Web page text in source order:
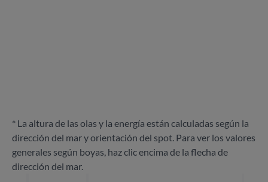
* La altura de las olas y la energía están calculadas según la
dirección del mar y orientación del spot. Para ver los valores
generales según boyas, haz clic encima de la flecha de
dirección del mar.